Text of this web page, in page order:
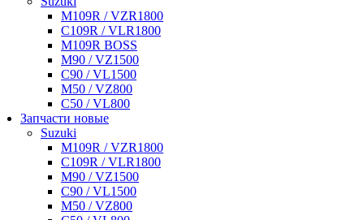
M109R / VZR1800
C109R / VLR1800
M109R BOSS
M90 / VZ1500
C90 / VL1500
M50 / VZ800
C50 / VL800
Запчасти новые
Suzuki
M109R / VZR1800
C109R / VLR1800
M90 / VZ1500
C90 / VL1500
M50 / VZ800